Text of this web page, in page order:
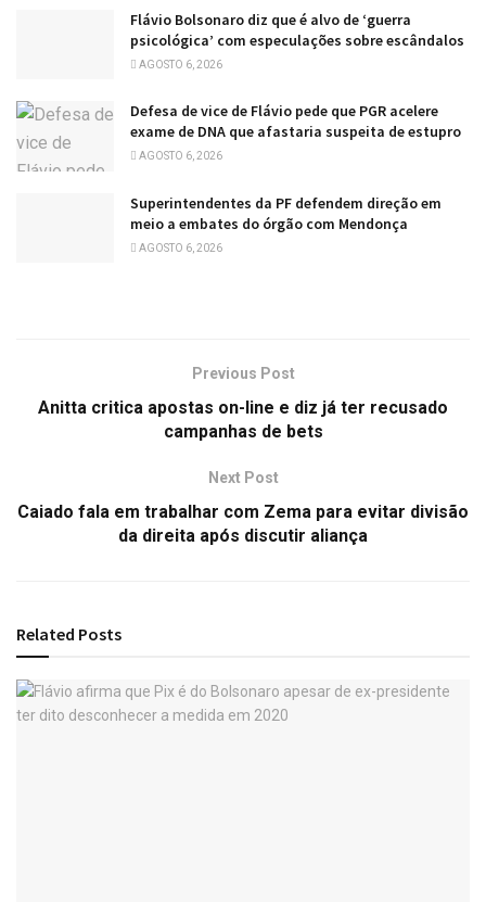
Flávio Bolsonaro diz que é alvo de ‘guerra
psicológica’ com especulações sobre escândalos
AGOSTO 6, 2026
Defesa de vice de Flávio pede que PGR acelere
exame de DNA que afastaria suspeita de estupro
AGOSTO 6, 2026
Superintendentes da PF defendem direção em
meio a embates do órgão com Mendonça
AGOSTO 6, 2026
Previous Post
Anitta critica apostas on-line e diz já ter recusado
campanhas de bets
Next Post
Caiado fala em trabalhar com Zema para evitar divisão
da direita após discutir aliança
Related Posts